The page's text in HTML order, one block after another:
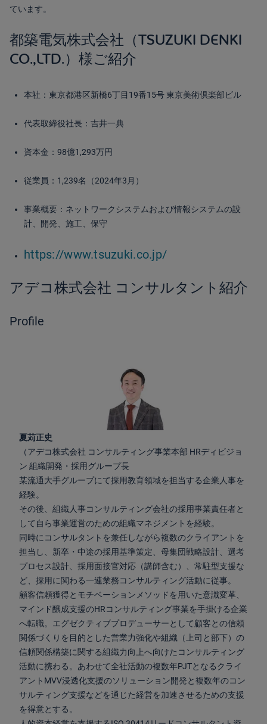
ています。
都築電気株式会社（TSUZUKI DENKI
CO.,LTD.）様ご紹介
本社：東京都港区新橋6丁目19番15号 東京美術倶楽部ビル
代表取締役社長：吉井一典
資本金：98億1,293万円
従業員：1,239名（2024年3月）
事業概要：ネットワークシステムおよび情報システムの設
計、開発、施工、保守
https://www.tsuzuki.co.jp/
アデコ株式会社 コンサルタント紹介
Profile
夏苅正史
（アデコ株式会社 コンサルティング事業本部 HRディビジョ
ン 組織開発・採用グループ長
某流通大手グループにて採用教育領域を担当する企業人事を
経験。
その後、組織人事コンサルティング会社の採用事業責任者と
して自ら事業運営のための組織マネジメントを経験。
同時にコンサルタントを兼任しながら複数のクライアントを
担当し、新卒・中途の採用基準策定、母集団戦略設計、選考
プロセス設計、採用面接官対応（講師含む）、常駐型支援な
ど、採用に関わる一連業務コンサルティング活動に従事。
顧客信頼獲得とモチベーションメソッドを用いた意識変革、
マインド醸成支援のHRコンサルティング事業を手掛ける企業
へ転職。エグゼクティブプロデューサーとして顧客との信頼
関係づくりを目的とした営業力強化や組織（上司と部下）の
信頼関係構築に関する組織力向上へ向けたコンサルティング
活動に携わる。あわせて全社活動の複数年PJTとなるクライ
アントMVV浸透化支援のソリューション開発と複数年のコン
サルティング支援などを通じた経営を加速させるための支援
を得意とする。